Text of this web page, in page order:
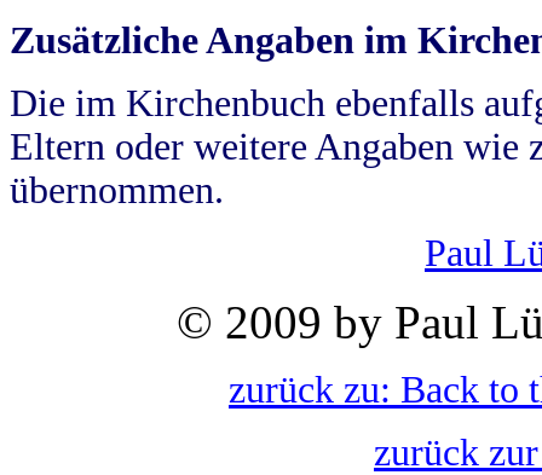
Zusätzliche Angaben im
Die im Kirchenbuch ebenfalls
Eltern oder weitere Angaben wie
übernommen.
Paul
© 2009 by Paul
zurück zu: Back to
zurück